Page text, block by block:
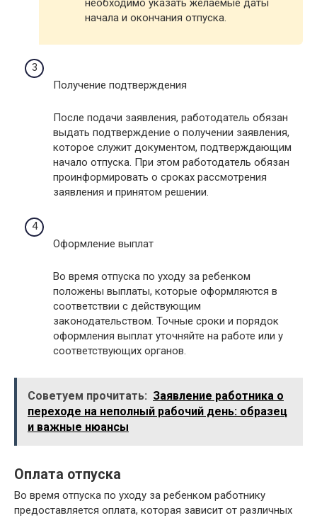
необходимо указать желаемые даты
начала и окончания отпуска.
Получение подтверждения
После подачи заявления, работодатель обязан
выдать подтверждение о получении заявления,
которое служит документом, подтверждающим
начало отпуска. При этом работодатель обязан
проинформировать о сроках рассмотрения
заявления и принятом решении.
Оформление выплат
Во время отпуска по уходу за ребенком
положены выплаты, которые оформляются в
соответствии с действующим
законодательством. Точные сроки и порядок
оформления выплат уточняйте на работе или у
соответствующих органов.
Советуем прочитать: Заявление работника о
переходе на неполный рабочий день: образец
и важные нюансы
Оплата отпуска
Во время отпуска по уходу за ребенком работнику
предоставляется оплата, которая зависит от различных